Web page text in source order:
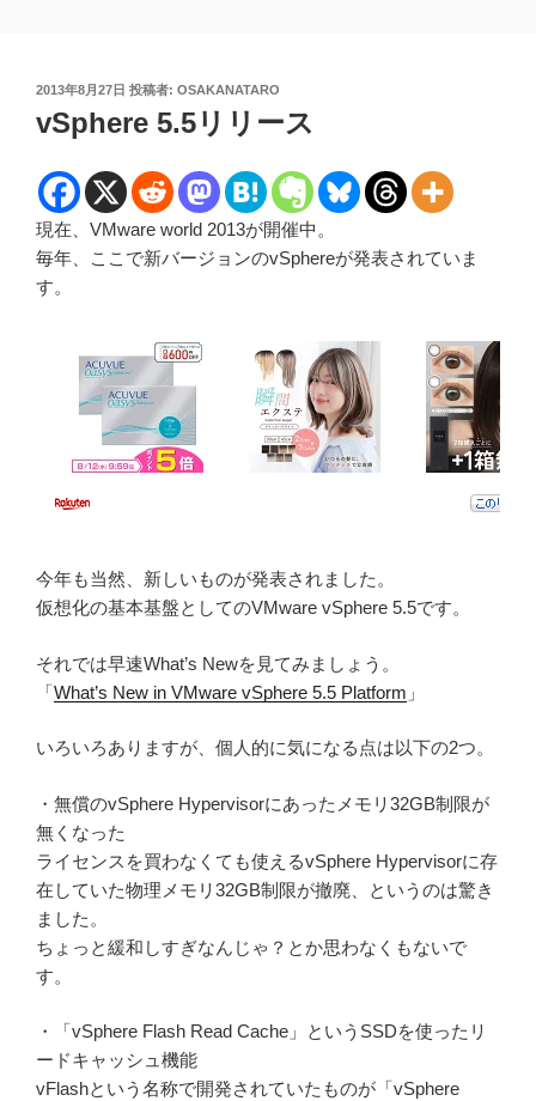
投
日:
2013年8月27日 投稿者: OSAKANATARO
vSphere 5.5リリース
現在、VMware world 2013が開催中。
毎年、ここで新バージョンのvSphereが発表されていま
す。
今年も当然、新しいものが発表されました。
仮想化の基本基盤としてのVMware vSphere 5.5です。
それでは早速What’s Newを見てみましょう。
「What’s New in VMware vSphere 5.5 Platform 」
いろいろありますが、個人的に気になる点は以下の2つ。
・無償のvSphere Hypervisorにあったメモリ32GB制限が
無くなった
ライセンスを買わなくても使えるvSphere Hypervisorに存
在していた物理メモリ32GB制限が撤廃、というのは驚き
ました。
ちょっと緩和しすぎなんじゃ？とか思わなくもないで
す。
・「vSphere Flash Read Cache」というSSDを使ったリ
ードキャッシュ機能
vFlashという名称で開発されていたものが「vSphere